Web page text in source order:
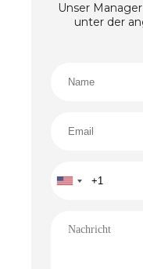
Unser
unter der